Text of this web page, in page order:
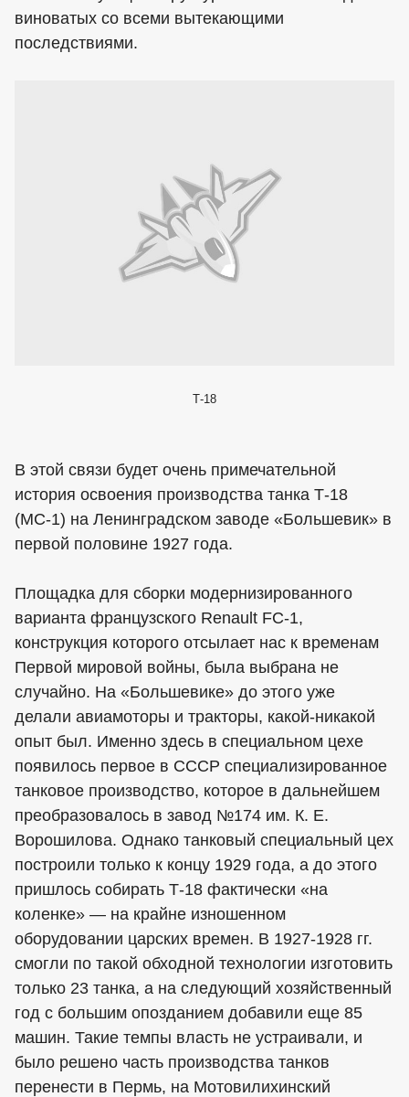
виноватых со всеми вытекающими
последствиями.
Т-18
В этой связи будет очень примечательной
история освоения производства танка Т-18
(МС-1) на Ленинградском заводе «Большевик» в
первой половине 1927 года.
Площадка для сборки модернизированного
варианта французского Renault FC-1,
конструкция которого отсылает нас к временам
Первой мировой войны, была выбрана не
случайно. На «Большевике» до этого уже
делали авиамоторы и тракторы, какой-никакой
опыт был. Именно здесь в специальном цехе
появилось первое в СССР специализированное
танковое производство, которое в дальнейшем
преобразовалось в завод №174 им. К. Е.
Ворошилова. Однако танковый специальный цех
построили только к концу 1929 года, а до этого
пришлось собирать Т-18 фактически «на
коленке» — на крайне изношенном
оборудовании царских времен. В 1927-1928 гг.
смогли по такой обходной технологии изготовить
только 23 танка, а на следующий хозяйственный
год с большим опозданием добавили еще 85
машин. Такие темпы власть не устраивали, и
было решено часть производства танков
перенести в Пермь, на Мотовилихинский